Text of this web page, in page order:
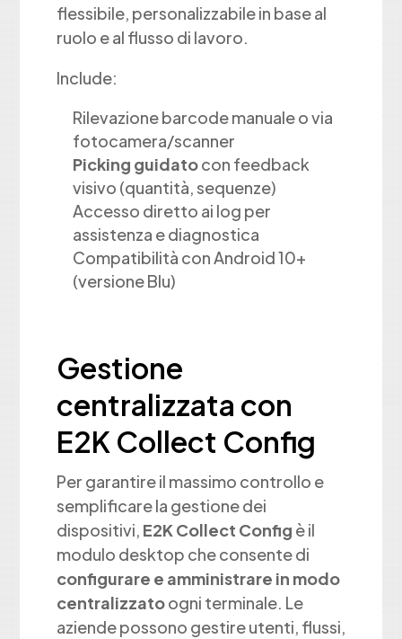
flessibile, personalizzabile in base al
ruolo e al flusso di lavoro.
Include:
Rilevazione barcode manuale o via
fotocamera/scanner
Picking guidatocon feedback
visivo (quantità, sequenze)
Accesso diretto ai log per
assistenza e diagnostica
Compatibilità con Android 10+
(versione Blu)
Gestione
centralizzata con
E2K Collect Config
Per garantire il massimo controllo e
semplificare la gestione dei
dispositivi, E2K Collect Config è il
modulo desktop che consente di
configurare e amministrare in modo
centralizzatoogni terminale. Le
aziende possono gestire utenti, flussi,